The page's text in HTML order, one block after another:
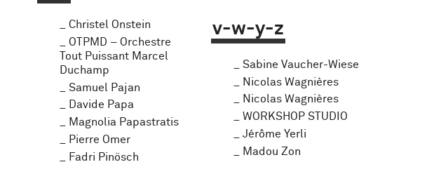
Christel Onstein
OTPMD – Orchestre
Tout Puissant Marcel
Duchamp
Samuel Pajan
Davide Papa
Magnolia Papastratis
Pierre Omer
Fadri Pinösch
v-w-y-z
Sabine Vaucher-Wiese
Nicolas Wagnières
Nicolas Wagnières
WORKSHOP STUDIO
Jérôme Yerli
Madou Zon